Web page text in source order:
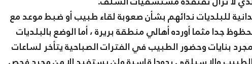
للبلديات ندائهم بشأن صعوبة لقاء طبيب أو ضبط موعد مع
مثما أورده أهالي منطقة بريرة ، أما الوضع بالبلديات
بنايات وحضور الطبيب في الفترات الصباحية يتأخر لساعات